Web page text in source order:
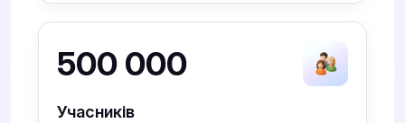
500 000
Учасників